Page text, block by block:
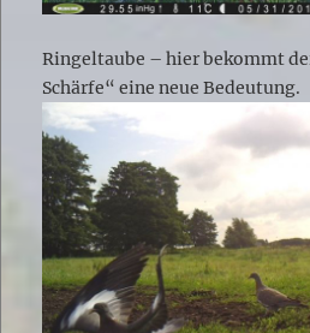
Ringeltaube – hier bekommt
Schärfe“ eine neue Bedeutung.